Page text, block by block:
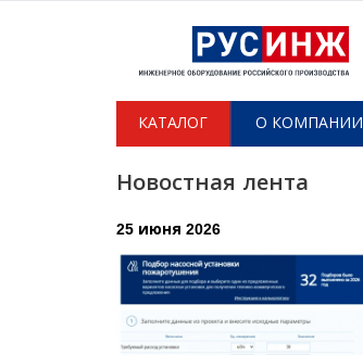
КАТАЛОГ О КОМПАНИИ​
Новостная лента
25 июня 2026